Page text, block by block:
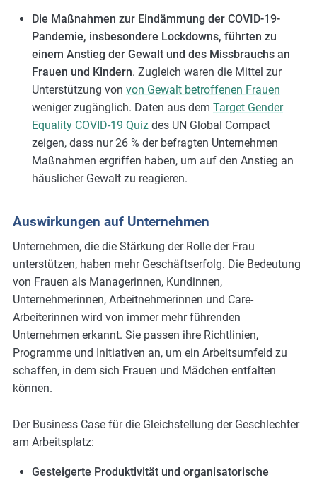
Die Maßnahmen zur Eindämmung der COVID-19-
Pandemie, insbesondere Lockdowns, führten zu
einem Anstieg der Gewalt und des Missbrauchs an
Frauen und Kindern. Zugleich waren die Mittel zur
Unterstützung von von Gewalt betroffenen Frauen
weniger zugänglich. Daten aus dem Target Gender
Equality COVID-19 Quizdes UN Global Compact
zeigen, dass nur 26 % der befragten Unternehmen
Maßnahmen ergriffen haben, um auf den Anstieg an
häuslicher Gewalt zu reagieren.
Auswirkungen auf Unternehmen
Unternehmen, die die Stärkung der Rolle der Frau
unterstützen, haben mehr Geschäftserfolg. Die Bedeutung
von Frauen als Managerinnen, Kundinnen,
Unternehmerinnen, Arbeitnehmerinnen und Care-
Arbeiterinnen wird von immer mehr führenden
Unternehmen erkannt. Sie passen ihre Richtlinien,
Programme und Initiativen an, um ein Arbeitsumfeld zu
schaffen, in dem sich Frauen und Mädchen entfalten
können.
Der Business Case für die Gleichstellung der Geschlechter
am Arbeitsplatz:
Gesteigerte Produktivität und organisatorische